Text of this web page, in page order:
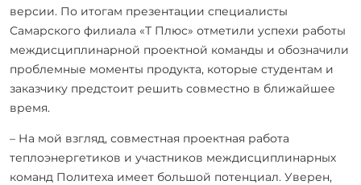
версии. По итогам презентации специалисты
Самарского филиала «Т Плюс» отметили успехи работы
междисциплинарной проектной команды и обозначили
проблемные моменты продукта, которые студентам и
заказчику предстоит решить совместно в ближайшее
время.
– На мой взгляд, совместная проектная работа
теплоэнергетиков и участников междисциплинарных
команд Политеха имеет большой потенциал. Уверен,